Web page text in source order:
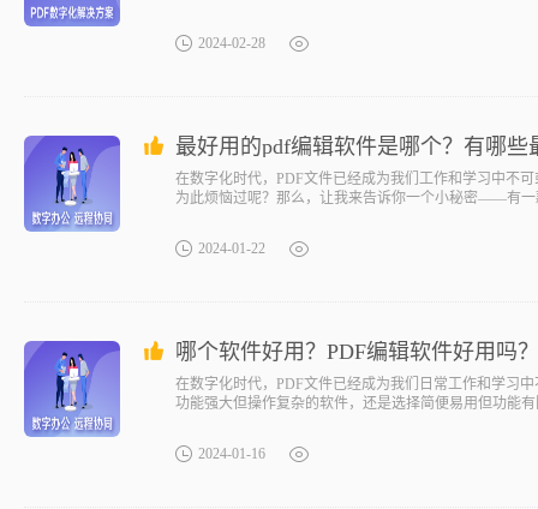
的PDF文件焕发新生！最好用的pdf编辑软件福昕云编辑
2024-02-28
最好用的pdf编辑软件是哪个？有哪些
在数字化时代，PDF文件已经成为我们工作和学习中不
为此烦恼过呢？那么，让我来告诉你一个小秘密——有一
观，即使是初学者也能轻松上手。不信？快来试试吧！这
2024-01-22
哪个软件好用？PDF编辑软件好用吗？
在数字化时代，PDF文件已经成为我们日常工作和学习
功能强大但操作复杂的软件，还是选择简便易用但功能
先，此工具提供了丰富的编辑功能，可以对PDF文件进行
2024-01-16